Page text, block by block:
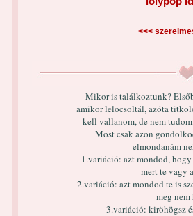
<<<
Mikor is találkoztunk?
amikor lelocsoltál, azóta
kell vallanom, de nem
Most csak azon
elmondanám
1.variáció: azt mondod,
mert te vagy
2.variáció: azt mondod te is
meg
3.variáció: kiröhögsz